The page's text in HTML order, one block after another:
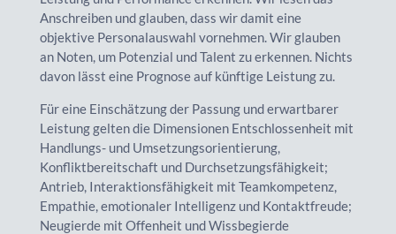
Anschreiben und glauben, dass wir damit eine
objektive Personalauswahl vornehmen. Wir glauben
an Noten, um Potenzial und Talent zu erkennen. Nichts
davon lässt eine Prognose auf künftige Leistung zu.
Für eine Einschätzung der Passung und erwartbarer
Leistung gelten die Dimensionen Entschlossenheit mit
Handlungs- und Umsetzungsorientierung,
Konfliktbereitschaft und Durchsetzungsfähigkeit;
Antrieb, Interaktionsfähigkeit mit Teamkompetenz,
Empathie, emotionaler Intelligenz und Kontaktfreude;
Neugierde mit Offenheit und Wissbegierde